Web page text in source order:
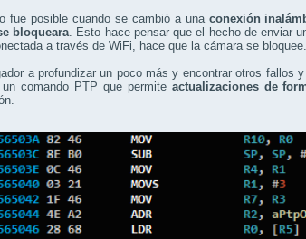
fue posible cuando se cambió a una conexión
bloqueara. Esto hace pensar que el hecho de enviar
a través de WiFi, hace que la cámara se bloquee.
a profundizar un poco más y encontrar otros fallos
comando PTP que permite actualizaciones de